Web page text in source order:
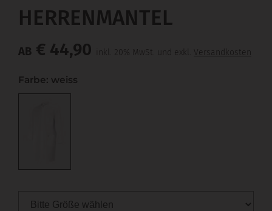
HERRENMANTEL
AB € 44,90 inkl. 20% MwSt. und exkl. Versandkosten
Farbe: weiss